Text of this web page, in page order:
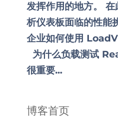
发挥作用的地方。
析仪表板面临的性能
企业如何使用
为什么负载测试
很重要...
博客首页